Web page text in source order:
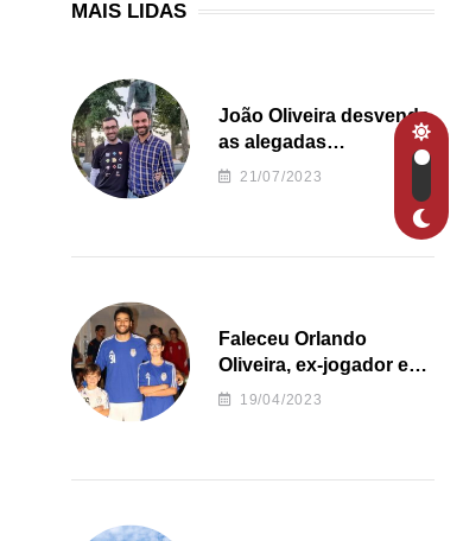
MAIS LIDAS
João Oliveira desvenda
as alegadas
irregularidades da
Junta de Freguesia S.
21/07/2023
Faleceu Orlando
Oliveira, ex-jogador e
treinador da formação
19/04/2023